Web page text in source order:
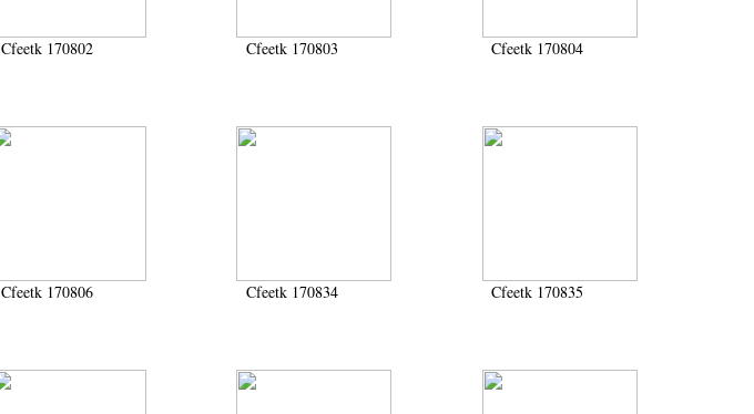
Cfeetk 170802 Cfeetk 170803 Cfeetk 170804
Cfeetk 170806 Cfeetk 170834 Cfeetk 170835